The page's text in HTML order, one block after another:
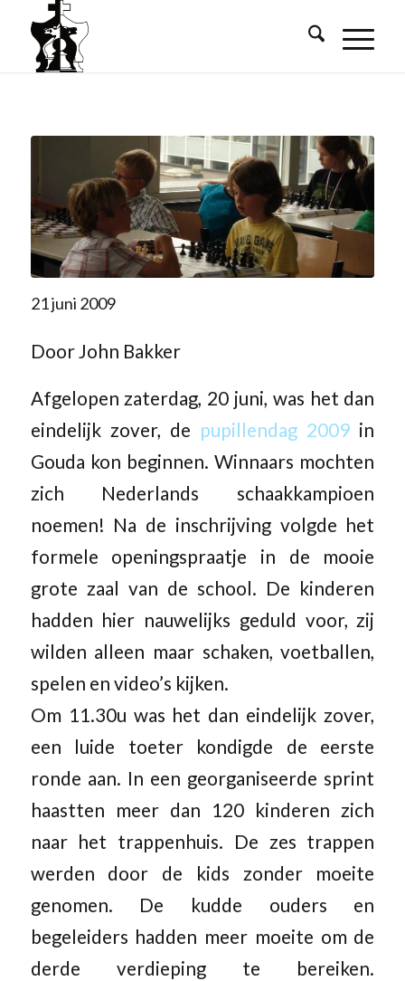
21 juni 2009
Door John Bakker
Afgelopen zaterdag, 20 juni, was het dan
eindelijk zover, de pupillendag 2009 in
Gouda kon beginnen. Winnaars mochten
zich Nederlands schaakkampioen
noemen! Na de inschrijving volgde het
formele openingspraatje in de mooie
grote zaal van de school. De kinderen
hadden hier nauwelijks geduld voor, zij
wilden alleen maar schaken, voetballen,
spelen en video’s kijken.
Om 11.30u was het dan eindelijk zover,
een luide toeter kondigde de eerste
ronde aan. In een georganiseerde sprint
haastten meer dan 120 kinderen zich
naar het trappenhuis. De zes trappen
werden door de kids zonder moeite
genomen. De kudde ouders en
begeleiders hadden meer moeite om de
derde verdieping te bereiken.